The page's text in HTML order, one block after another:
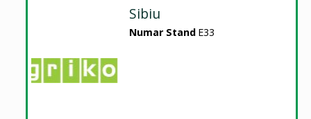
Sibiu
Numar Stand E33